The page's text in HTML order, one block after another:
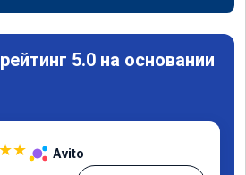
5.0 на основании
★★ Avito